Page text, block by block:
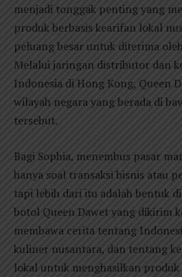
menjadi tonggak penting yang
produk berbasis kearifan lokal
peluang besar untuk diterima
Melalui jaringan distributor dan
Indonesia di Hong Kong, Queen
wilayah negara yang berada di
tersebut.
Bagi Sophia, menembus pasar
hanya soal transaksi bisnis atau
tapi lebih dari itu adalah bentuk
botol Queen Dawet yang dikirim
membawa cerita tentang
kuliner nusantara, dan tentang
lokal untuk menghasilkan